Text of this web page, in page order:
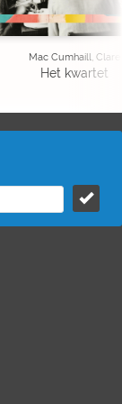
Mac Cumhaill, Clare
Het kwartet